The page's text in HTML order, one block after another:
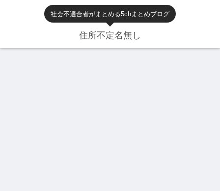
社会不適合者がまとめる5chまとめブログ
住所不定名無し